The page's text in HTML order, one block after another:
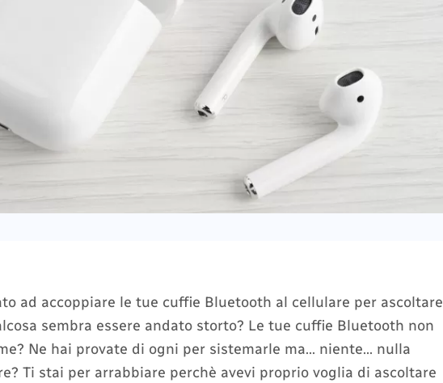
ad accoppiare le tue cuffie Bluetooth al cellulare per ascoltare
sembra essere andato storto? Le tue cuffie Bluetooth non
Ne hai provate di ogni per sistemarle ma… niente… nulla
Ti stai per arrabbiare perchè avevi proprio voglia di ascoltare